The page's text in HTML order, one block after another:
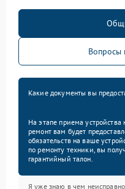
Вопросы
Какие документы вы
На этапе приема
ремонт вам будет
обязательств на ваше
по ремонту техники, вы
гарантийный талон.
Я уже знаю в чем